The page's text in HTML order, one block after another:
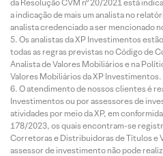
da Resolução CVM nº 20/2021 está
a indicação de mais um analista no
analista credenciado a ser mencionado
Os analistas da XP Investimentos
todas as regras previstas no Código de
Analista de Valores Mobiliários e na
Valores Mobiliários da XP Investimentos.
O atendimento de nossos clientes é
Investimentos ou por assessores de
atividades por meio da XP, em
178/2023, os quais encontram-se
Corretoras e Distribuidoras de Títulos e
assessor de investimento não pode